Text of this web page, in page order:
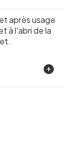
après usage
à l'abri de la